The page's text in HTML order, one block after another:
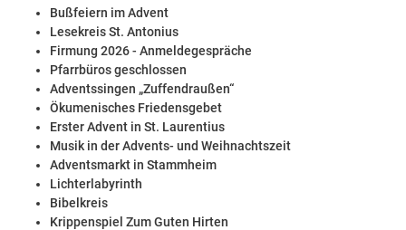
Bußfeiern im Advent
Lesekreis St. Antonius
Firmung 2026 - Anmeldegespräche
Pfarrbüros geschlossen
Adventssingen „Zuffendraußen“
Ökumenisches Friedensgebet
Erster Advent in St. Laurentius
Musik in der Advents- und Weihnachtszeit
Adventsmarkt in Stammheim
Lichterlabyrinth
Bibelkreis
Krippenspiel Zum Guten Hirten